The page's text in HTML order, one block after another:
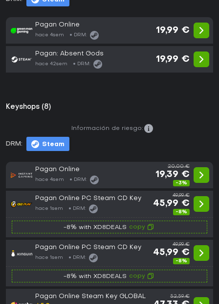
Pagan Online
hace 4sem DRM:
19,99 €
Pagan: Absent Gods
hace 42sem DRM:
19,99 €
Keyshops (8)
DRM: Steam
Información de riesgo:
Pagan Online
hace 4sem DRM:
20,00 €
19,39 €
-3%
Pagan Online PC Steam CD Key
hace 1sem DRM:
49,99 €
45,99 €
-8%
-8% with XD8DEALS copy
Pagan Online PC Steam CD Key
hace 1sem DRM:
49,99 €
45,99 €
-8%
-8% with XD8DEALS copy
Pagan Online Steam Key GLOBAL 52,59 €